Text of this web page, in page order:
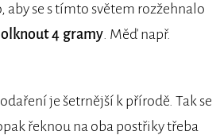
aby se s tímto světem rozžehnalo
4 gramy. Měď např.
je šetrnější k přírodě. Tak se
řeknou na oba postřiky třeba